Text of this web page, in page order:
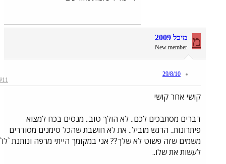
מ מיכל 2009
New member
29/8/10
#11
קושי אחר קושי
דברים מסתבכים לכם.. לא הולך טוב.. מנסים בכח למצוא
פיתרונות.. הרגש מוביל.. את לא חושבת שהכל סימנים מסודרים
משמים שזה פשוט לא שלך?? אני במקומך הייתי מרפה ונותנת `לו`
לעשות את שלו..